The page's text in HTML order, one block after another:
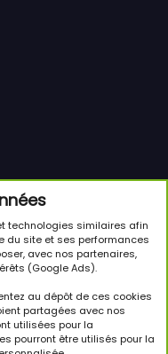
technologies similaires afin
du site et ses performances
avec nos partenaires,
(Google Ads).
au dépôt de ces cookies
partagées avec nos
utilisées pour la
pourront être utilisés pour la
sur le monde
initiative.